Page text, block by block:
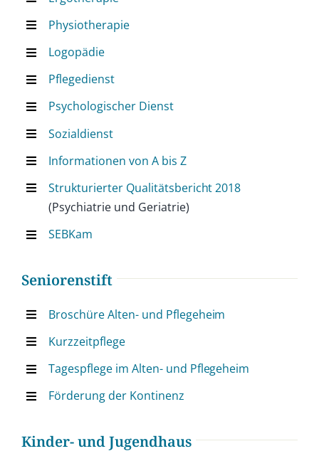
Physiotherapie
Logopädie
Pflegedienst
Psychologischer Dienst
Sozialdienst
Informationen von A bis Z
Strukturierter Qualitätsbericht 2018
(Psychiatrie und Geriatrie)
SEBKam
Seniorenstift
Broschüre Alten- und Pflegeheim
Kurzzeitpflege
Tagespflege im Alten- und Pflegeheim
Förderung der Kontinenz
Kinder- und Jugendhaus